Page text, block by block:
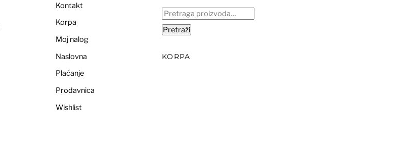
Kontakt
Korpa
Moj nalog
Naslovna
Plaćanje
Prodavnica
Wishlist
Pretraga
za:
Pretraži
KORPA